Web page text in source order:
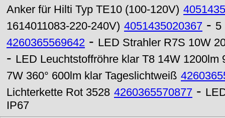
Anker für Hilti Typ TE10 (100-120V)
1614011083-220-240V) 4051435020367 - 5
4260365569642 - LED Strahler R7S 10W
- LED Leuchtstoffröhre klar T8 14W 1200lm
7W 360° 600lm klar Tageslichtweiß
Lichterkette Rot 3528 4260365570877 -
IP67